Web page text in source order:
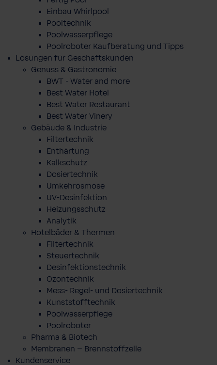
Einbau Whirlpool
Pooltechnik
Poolwasserpflege
Poolroboter Kaufberatung und Tipps
Lösungen für Geschäftskunden
Genuss & Gastronomie
BWT - Water and more
Best Water Hotel
Best Water Restaurant
Best Water Vinery
Gebäude & Industrie
Filtertechnik
Enthärtung
Kalkschutz
Dosiertechnik
Umkehrosmose
UV-Desinfektion
Heizungsschutz
Analytik
Hotelbäder & Thermen
Filtertechnik
Steuertechnik
Desinfektionstechnik
Ozontechnik
Mess- Regel- und Dosiertechnik
Kunststofftechnik
Poolwasserpflege
Poolroboter
Pharma & Biotech
Membranen – Brennstoffzelle
Kundenservice